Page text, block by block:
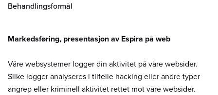
Behandlingsformål
Markedsføring, presentasjon av Espira på web
Våre websystemer logger din aktivitet på våre websider.
Slike logger analyseres i tilfelle hacking eller andre typer
angrep eller kriminell aktivitet rettet mot våre websider.